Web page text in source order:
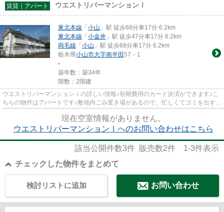
賃貸｜アパート ウエストリバーマンションⅠ
東北本線 「小山 」駅 徒歩68分車17分 6.2km
東北本線 「小金井 」駅 徒歩47分車17分 6.2km
両毛線 「小山 」駅 徒歩68分車17分 6.2km
栃木県小山市大字南半田57－1
-
築年数：築34年
階数：2階建
ウエストリバーマンションⅠの詳しい情報♪初期費用のカード決済ができます♪こ
ちらの物件はアパートです♪敷地内ごみ置き場があるので、忙しくてゴミを出す時
間がないという方も安心です♪...
現在空室情報がありません。
ウエストリバーマンションⅠへのお問い合わせはこちら
該当公開件数3件 販売数2件 1-3件表示
チェックした物件をまとめて
お問い合わせ
検討リストに追加